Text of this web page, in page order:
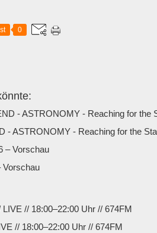
0
- ASTRONOMY - Reaching for the
Vorschau
// 18:00–22:00 Uhr // 674FM